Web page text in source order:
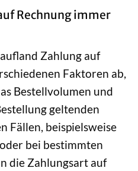
Rechnung immer
Zahlung auf
Faktoren ab,
Bestellvolumen und
geltenden
Fällen, beispielsweise
bei bestimmten
die Zahlungsart auf